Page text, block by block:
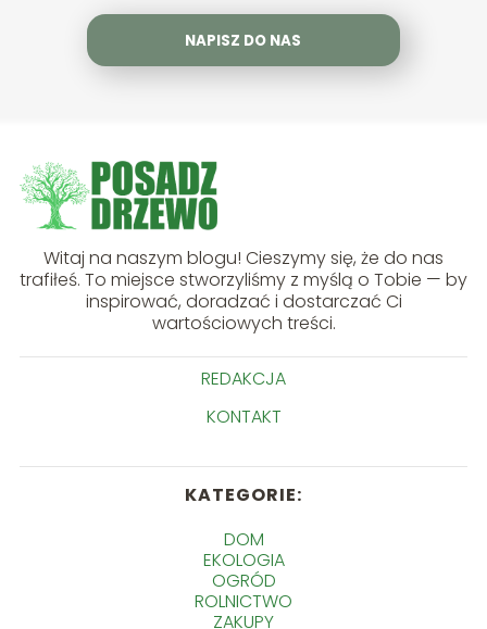
NAPISZ DO NAS
Witaj na naszym blogu! Cieszymy się, że do nas
trafiłeś. To miejsce stworzyliśmy z myślą o Tobie — by
inspirować, doradzać i dostarczać Ci
wartościowych treści.
REDAKCJA
KONTAKT
KATEGORIE:
DOM
EKOLOGIA
OGRÓD
ROLNICTWO
ZAKUPY